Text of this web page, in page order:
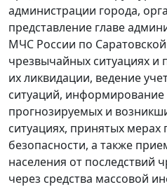
администрации города,
представление главе
МЧС России по
чрезвычайных ситуациях
их ликвидации, ведение
ситуаций, информирование
прогнозируемых и
ситуациях, принятых
безопасности, а также
населения от последствий
через средства массовой